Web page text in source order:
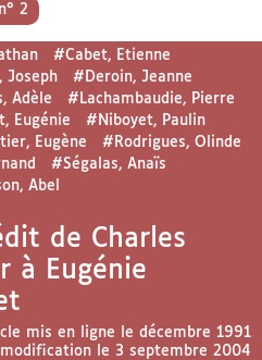
2
#Cabet, Etienne
Joseph
#Deroin, Jeanne
Adèle
#Lachambaudie, Pierre
Eugénie
#Niboyet, Paulin
Eugène
#Rodrigues, Olinde
#Ségalas, Anaïs
Abel
de Charles
à Eugénie
mis en ligne le décembre 1991
le 3 septembre 2004